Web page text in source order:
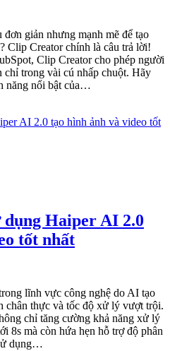
giản nhưng mạnh mẽ để tạo
Clip Creator chính là câu trả lời!
Clip Creator cho phép người
chỉ trong vài cú nhấp chuột. Hãy
năng nổi bật của…
Haiper AI 2.0
tốt nhất
lĩnh vực công nghệ do AI tạo
chân thực và tốc độ xử lý vượt trội.
chỉ tăng cường khả năng xử lý
8s mà còn hứa hẹn hỗ trợ độ phân
dụng…